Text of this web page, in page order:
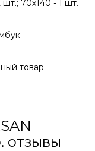
шт.; 70х140 - 1 шт.
товар
отзывы